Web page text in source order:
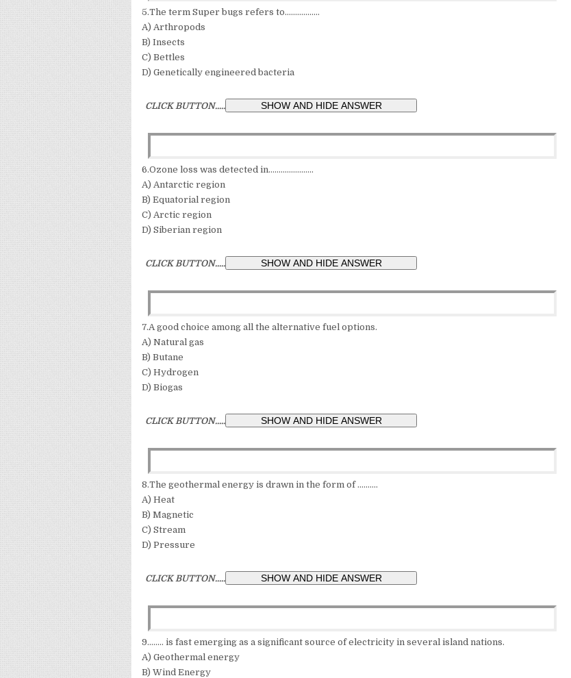
5.The term Super bugs refers to.................
A) Arthropods
B) Insects
C) Bettles
D) Genetically engineered bacteria
CLICK BUTTON.....
6.Ozone loss was detected in......................
A) Antarctic region
B) Equatorial region
C) Arctic region
D) Siberian region
CLICK BUTTON.....
7.A good choice among all the alternative fuel options.
A) Natural gas
B) Butane
C) Hydrogen
D) Biogas
CLICK BUTTON.....
8.The geothermal energy is drawn in the form of ..........
A) Heat
B) Magnetic
C) Stream
D) Pressure
CLICK BUTTON.....
9........ is fast emerging as a significant source of electricity in several island nations.
A) Geothermal energy
B) Wind Energy